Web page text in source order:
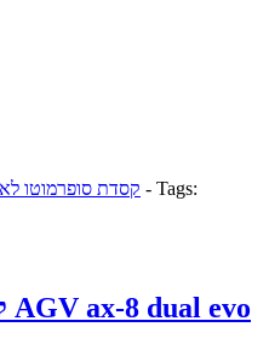
קסדת סופרמוטו - Tags:
קסדה לאופנוע סופרמוטו AGV ax-8 dual evo